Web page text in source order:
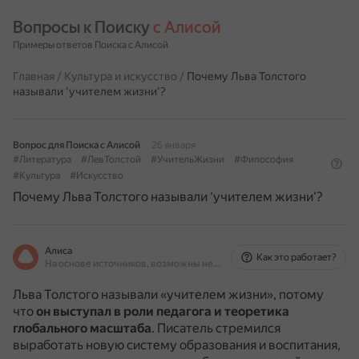
Вопросы к Поиску с Алисой
Примеры ответов Поиска с Алисой
Главная / Культура и искусство / Почему Льва Толстого
называли 'учителем жизни'?
Вопрос для Поиска с Алисой
26 января
#Литература
#ЛевТолстой #УчительЖизни
#Философия
#Культура
#Искусство
Почему Льва Толстого называли 'учителем жизни'?
Алиса
На основе источников, возможны неточности
Как это работает?
Льва Толстого называли «учителем жизни», потому
чтоон выступал в роли педагога и теоретика
глобального масштаба. Писатель стремился
выработать новую систему образования и воспитания,